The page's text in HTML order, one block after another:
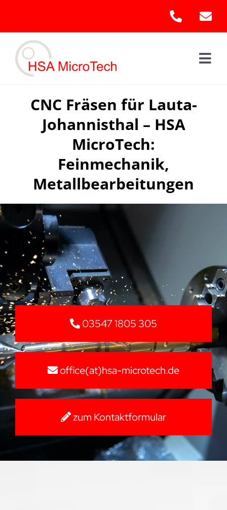
content
CNC Fräsen für Lauta-
Johannisthal – HSA
MicroTech:
Feinmechanik,
Metallbearbeitungen
03547 1805 305
office(at)hsa-microtech.de
zum Kontaktformular